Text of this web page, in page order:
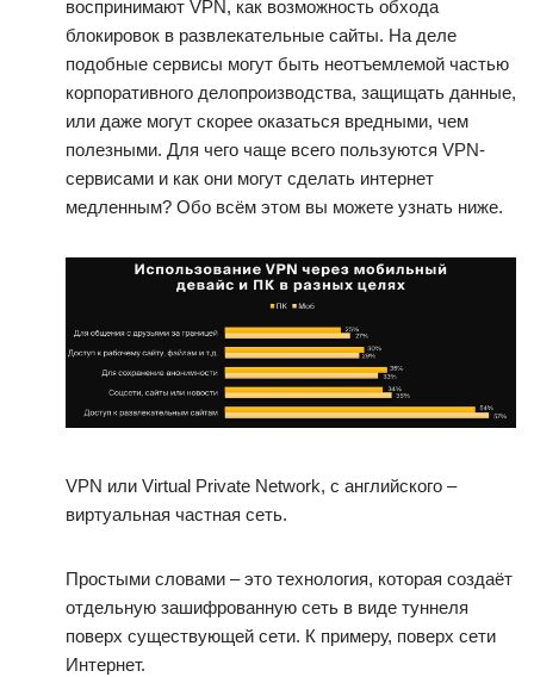
воспринимают VPN, как возможность обхода
блокировок в развлекательные сайты. На деле
подобные сервисы могут быть неотъемлемой частью
корпоративного делопроизводства, защищать данные,
или даже могут скорее оказаться вредными, чем
полезными. Для чего чаще всего пользуются VPN-
сервисами и как они могут сделать интернет
медленным? Обо всём этом вы можете узнать ниже.
VPN или Virtual Private Network, с английского –
виртуальная частная сеть.
Простыми словами – это технология, которая создаёт
отдельную зашифрованную сеть в виде туннеля
поверх существующей сети. К примеру, поверх сети
Интернет.